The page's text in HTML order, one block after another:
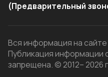
(Предварительный
Вся информация на
Публикация информации
запрещена. © 2012–